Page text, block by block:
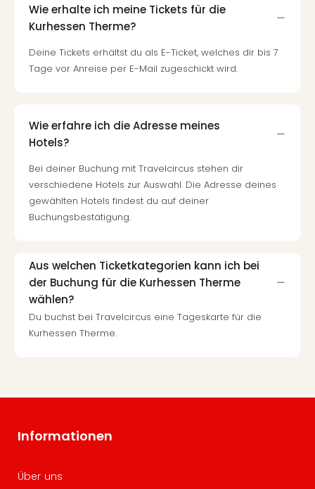
Wie erhalte ich meine Tickets für die
Kurhessen Therme?
Deine Tickets erhältst du als E-Ticket, welches dir bis 7
Tage vor Anreise per E-Mail zugeschickt wird.
Wie erfahre ich die Adresse meines
Hotels?
Bei deiner Buchung mit Travelcircus stehen dir
verschiedene Hotels zur Auswahl. Die Adresse deines
gewählten Hotels findest du auf deiner
Buchungsbestätigung.
Aus welchen Ticketkategorien kann ich bei
der Buchung für die Kurhessen Therme
wählen?
Du buchst bei Travelcircus eine Tageskarte für die
Kurhessen Therme.
Informationen
Über uns